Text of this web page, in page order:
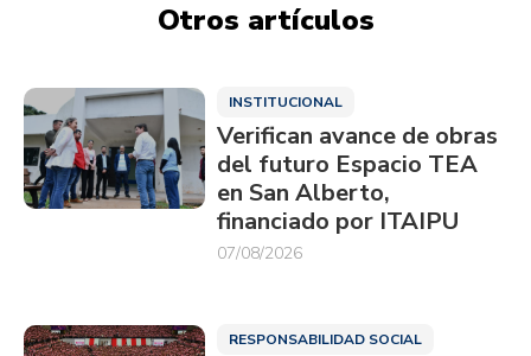
Otros artículos
INSTITUCIONAL
Verifican avance de obras
del futuro Espacio TEA
en San Alberto,
financiado por ITAIPU
07/08/2026
RESPONSABILIDAD SOCIAL